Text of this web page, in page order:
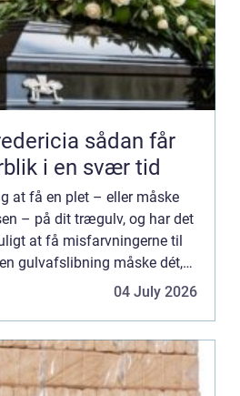
sådan får
i en svær tid
at få en plet – eller måske
– på dit trægulv, og har det
at få misfarvningerne til
gulvafslibning måske dét,
gennemsøgt både04 July 2026